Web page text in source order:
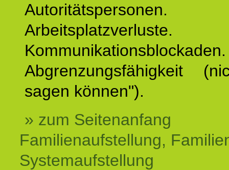
Autoritätspersonen.
Arbeitsplatzverluste.
Abgrenzungsfähigkeit
sagen können").
» zum Seitenanfang
Familienaufstellung,
Systemaufstellung